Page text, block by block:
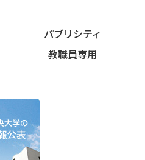
パブリシティ
教職員専用